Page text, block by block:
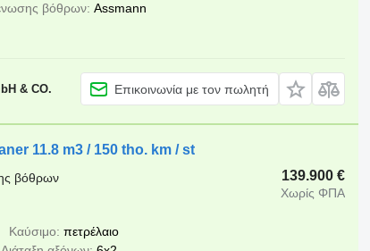
βόθρων Assmann
& CO. Επικοινωνία με τον πωλητή
11.8 m3 / 150 tho. km / st
139.900 €
Χωρίς ΦΠΑ
βόθρων
Καύσιμο πετρέλαιο